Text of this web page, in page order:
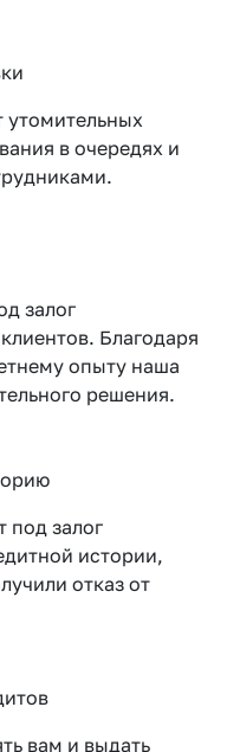
утомительных
в очередях и
залог
Благодаря
опыту наша
решения.
залог
истории,
отказ от
вам и выдать